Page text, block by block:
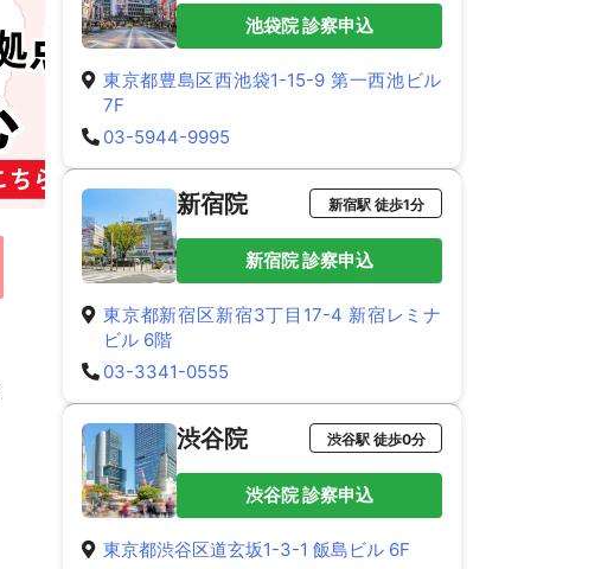
池袋院 診察申込
東京都豊島区西池袋1-15-9 第一西池ビル
7F
03-5944-9995
新宿院 新宿駅 徒歩1分
新宿院 診察申込
東京都新宿区新宿3丁目17-4 新宿レミナ
ビル 6階
03-3341-0555
渋谷院 渋谷駅 徒歩0分
渋谷院 診察申込
東京都渋谷区道玄坂1-3-1 飯島ビル 6F